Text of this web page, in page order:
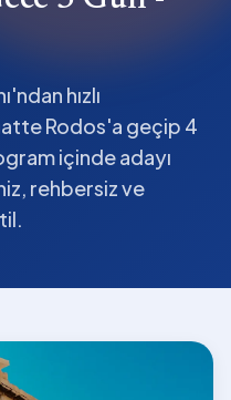
hızlı
Rodos'a geçip 4
içinde adayı
rehbersiz ve